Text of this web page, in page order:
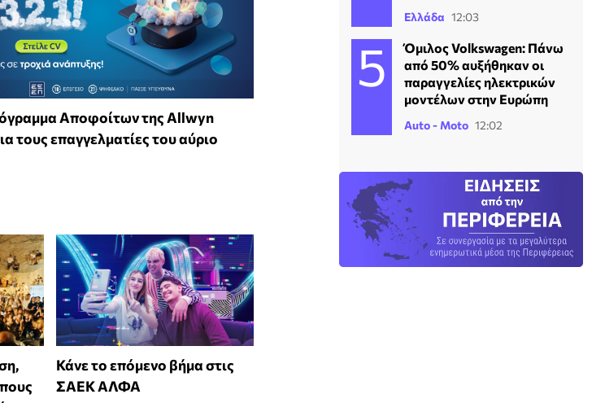
Αποφοίτων της Allwyn
τους επαγγελματίες του αύριο
Κάνε το επόμενο βήμα στις
ΣΑΕΚ ΑΛΦΑ
Ελλάδα 12:03
Όμιλος Volkswagen: Πάνω
από 50% αυξήθηκαν οι
παραγγελίες ηλεκτρικών
μοντέλων στην Ευρώπη
Auto - Moto 12:02